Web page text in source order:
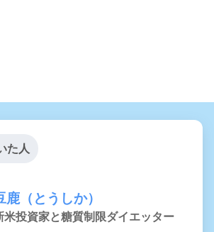
た人
鹿（とうしか）
米投資家と糖質制限ダイエッター